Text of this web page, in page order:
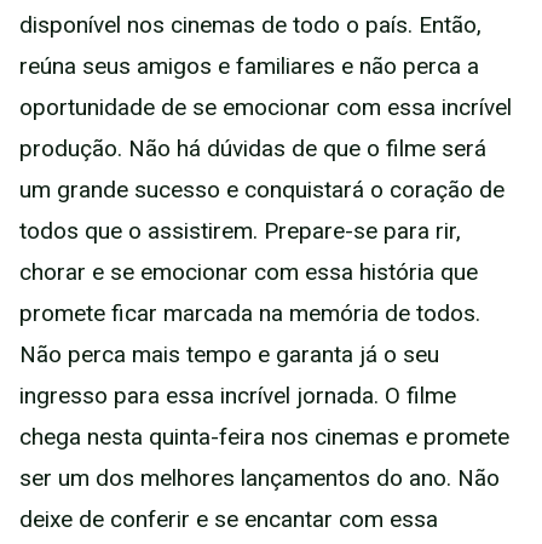
disponível nos cinemas de todo o país. Então,
reúna seus amigos e familiares e não perca a
oportunidade de se emocionar com essa incrível
produção. Não há dúvidas de que o filme será
um grande sucesso e conquistará o coração de
todos que o assistirem. Prepare-se para rir,
chorar e se emocionar com essa história que
promete ficar marcada na memória de todos.
Não perca mais tempo e garanta já o seu
ingresso para essa incrível jornada. O filme
chega nesta quinta-feira nos cinemas e promete
ser um dos melhores lançamentos do ano. Não
deixe de conferir e se encantar com essa